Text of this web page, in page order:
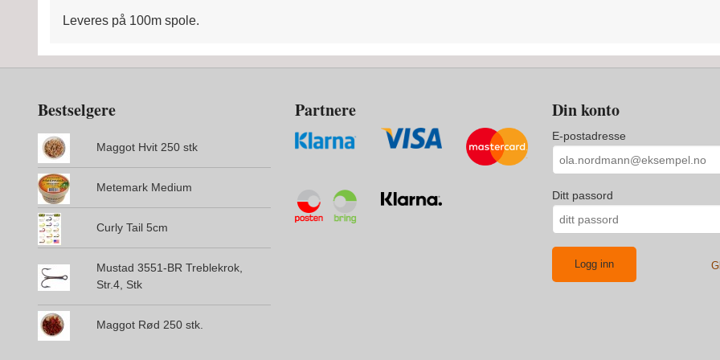
Leveres på 100m spole.
Bestselgere
Maggot Hvit 250 stk
Metemark Medium
Curly Tail 5cm
Mustad 3551-BR Treblekrok,
Str.4, Stk
Maggot Rød 250 stk.
Partnere Din konto
E-postadresse
Ditt passord